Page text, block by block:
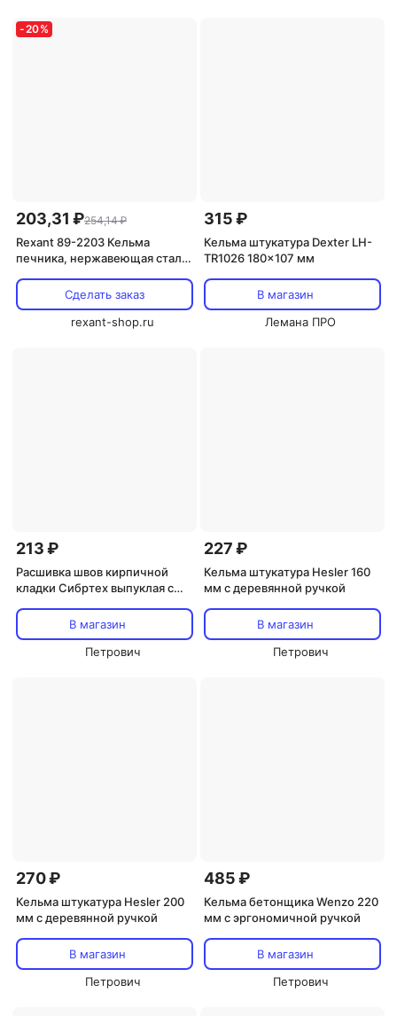
-20%
203,31 ₽254,14 ₽
Rexant 89-2203 Кельма
печника, нержавеющая сталь,
Сделать заказ
rexant-shop.ru
315 ₽
Кельма штукатура Dexter LH-
TR1026 180x107 мм
В магазин
Лемана ПРО
213 ₽
Расшивка швов кирпичной
кладки Сибртех выпуклая с
В магазин
Петрович
227 ₽
Кельма штукатура Hesler 160
мм с деревянной ручкой
В магазин
Петрович
270 ₽
Кельма штукатура Hesler 200
мм с деревянной ручкой
В магазин
Петрович
485 ₽
Кельма бетонщика Wenzo 220
мм с эргономичной ручкой
В магазин
Петрович